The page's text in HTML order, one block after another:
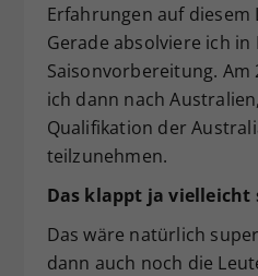
Erfahrungen auf diesem
Gerade absolviere ich
Saisonvorbereitung. Am
ich dann nach
Qualifikation der
teilzunehmen.
Das klappt ja vielleicht
Das wäre natürlich
dann auch noch die